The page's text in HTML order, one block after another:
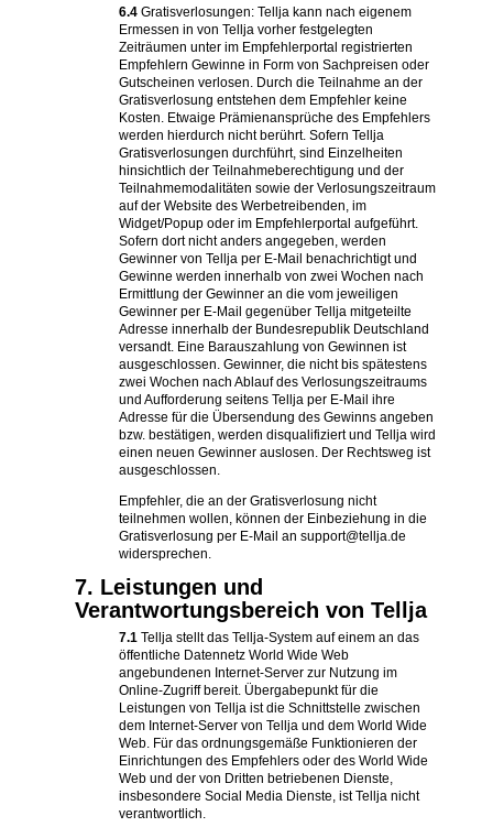
6.4 Gratisverlosungen: Tellja kann nach eigenem
Ermessen in von Tellja vorher festgelegten
Zeiträumen unter im Empfehlerportal registrierten
Empfehlern Gewinne in Form von Sachpreisen oder
Gutscheinen verlosen. Durch die Teilnahme an der
Gratisverlosung entstehen dem Empfehler keine
Kosten. Etwaige Prämienansprüche des Empfehlers
werden hierdurch nicht berührt. Sofern Tellja
Gratisverlosungen durchführt, sind Einzelheiten
hinsichtlich der Teilnahmeberechtigung und der
Teilnahmemodalitäten sowie der Verlosungszeitraum
auf der Website des Werbetreibenden, im
Widget/Popup oder im Empfehlerportal aufgeführt.
Sofern dort nicht anders angegeben, werden
Gewinner von Tellja per E-Mail benachrichtigt und
Gewinne werden innerhalb von zwei Wochen nach
Ermittlung der Gewinner an die vom jeweiligen
Gewinner per E-Mail gegenüber Tellja mitgeteilte
Adresse innerhalb der Bundesrepublik Deutschland
versandt. Eine Barauszahlung von Gewinnen ist
ausgeschlossen. Gewinner, die nicht bis spätestens
zwei Wochen nach Ablauf des Verlosungszeitraums
und Aufforderung seitens Tellja per E-Mail ihre
Adresse für die Übersendung des Gewinns angeben
bzw. bestätigen, werden disqualifiziert und Tellja wird
einen neuen Gewinner auslosen. Der Rechtsweg ist
ausgeschlossen.
Empfehler, die an der Gratisverlosung nicht
teilnehmen wollen, können der Einbeziehung in die
Gratisverlosung per E-Mail an support@tellja.de
widersprechen.
7. Leistungen und
Verantwortungsbereich von Tellja
7.1 Tellja stellt das Tellja-System auf einem an das
öffentliche Datennetz World Wide Web
angebundenen Internet-Server zur Nutzung im
Online-Zugriff bereit. Übergabepunkt für die
Leistungen von Tellja ist die Schnittstelle zwischen
dem Internet-Server von Tellja und dem World Wide
Web. Für das ordnungsgemäße Funktionieren der
Einrichtungen des Empfehlers oder des World Wide
Web und der von Dritten betriebenen Dienste,
insbesondere Social Media Dienste, ist Tellja nicht
verantwortlich.